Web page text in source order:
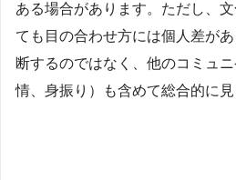
ある場合があります。ただし、
ても目の合わせ方には個人差が
断するのではなく、他のコミュ
情、身振り）も含めて総合的に見